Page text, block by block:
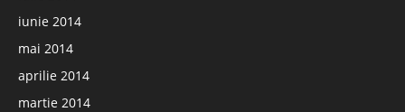
iunie 2014
mai 2014
aprilie 2014
martie 2014